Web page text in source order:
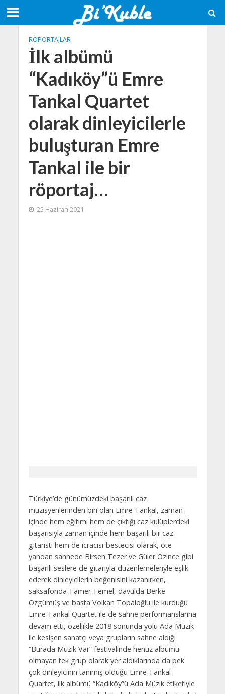
RÖPORTAJLAR
İlk albümü
“Kadıköy”ü Emre
Tankal Quartet
olarak dinleyicilerle
buluşturan Emre
Tankal ile bir
röportaj…
25 Haziran 2021
Türkiye’de günümüzdeki başarılı caz
müzisyenlerinden biri olan Emre Tankal, zaman
içinde hem eğitimi hem de çıktığı caz kulüplerdeki
başarısıyla zaman içinde hem başarılı bir caz
gitaristi hem de icracısı-bestecisi olarak, öte
yandan sahnede Birsen Tezer ve Güler Özince gibi
başarılı seslere de gitarıyla-düzenlemeleriyle eşlik
ederek dinleyicilerin beğenisini kazanırken,
saksafonda Tamer Temel, davulda Berke
Özgümüş ve basta Volkan Topaloğlu ile kurduğu
Emre Tankal Quartet ile de sahne performanslarına
devam etti, özellikle 2018 sonunda yolu Ada Müzik
ile kesişen sanatçı veya grupların sahne aldığı
“Burada Müzik Var” festivalinde henüz albümü
olmayan tek grup olarak yer aldıklarında da pek
çok dinleyicinin tanımış olduğu Emre Tankal
Quartet, ilk albümü “Kadıköy”ü Ada Müzik etiketiyle